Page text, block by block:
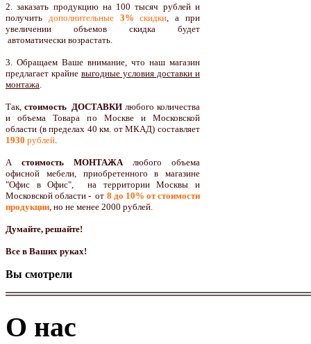
2. заказать продукцию на 100 тысяч рублей и
получить дополнительные3% скидки, а при
увеличении объемов скидка будет
автоматически возрастать.
3. Обращаем Ваше внимание, что наш магазин
предлагает крайне выгодные условия доставки и
монтажа.
Так, стоимость ДОСТАВКИлюбого количества
и объема Товара по Москве и Московской
области (в пределах 40 км. от МКАД) составляет
1930 рублей.
А стоимость МОНТАЖАлюбого объема
офисной мебели, приобретенного в магазине
"Офис в Офис", на территории Москвы и
Московской области - от 8 до 10% от стоимости
продукции, но не менее 2000 рублей.
Думайте, решайте!
Все в Ваших руках!
Вы смотрели
О нас